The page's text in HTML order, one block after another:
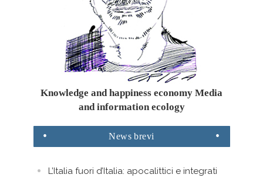
Knowledge and happiness economy Media
and information ecology
News brevi
L’Italia fuori d’Italia: apocalittici e integrati